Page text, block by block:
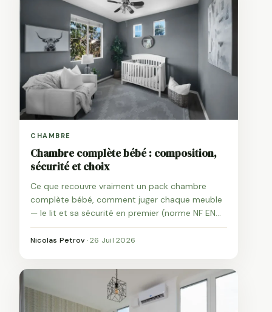
CHAMBRE
Chambre complète bébé : composition,
sécurité et choix
Ce que recouvre vraiment un pack chambre
complète bébé, comment juger chaque meuble
— le lit et sa sécurité en premier (norme NF EN
716) —, ce que veut dire « évolutif » et si
l'ensemble vaut mieux que le pièce par pièce.
Nicolas Petrov ·26 Juil 2026